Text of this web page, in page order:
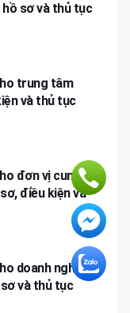
sơ và thủ tục
trung tâm
và thủ tục
đơn vị cung
điều kiện và
doanh nghiệp
và thủ tục